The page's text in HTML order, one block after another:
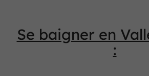
Se baigner en
: